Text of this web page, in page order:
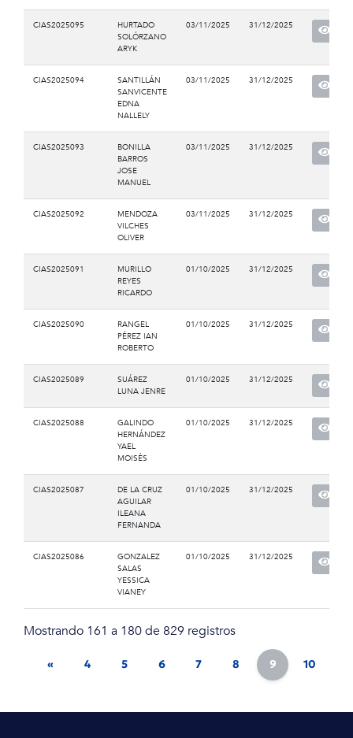
CIAS2025095
HURTADO
SOLÓRZANO
ARYK
03/11/2025 31/12/2025
CIAS2025094
SANTILLÁN
SANVICENTE
EDNA
NALLELY
03/11/2025 31/12/2025
CIAS2025093
BONILLA
BARROS
JOSE
MANUEL
03/11/2025 31/12/2025
CIAS2025092
MENDOZA
VILCHES
OLIVER
03/11/2025 31/12/2025
CIAS2025091
MURILLO
REYES
RICARDO
01/10/2025 31/12/2025
CIAS2025090
RANGEL
PÉREZ IAN
ROBERTO
01/10/2025 31/12/2025
CIAS2025089
SUÁREZ
LUNA JENRE
01/10/2025 31/12/2025
CIAS2025088
GALINDO
HERNÁNDEZ
YAEL
MOISÉS
01/10/2025 31/12/2025
CIAS2025087
DE LA CRUZ
AGUILAR
ILEANA
FERNANDA
01/10/2025 31/12/2025
CIAS2025086
GONZALEZ
SALAS
YESSICA
VIANEY
01/10/2025 31/12/2025
Mostrando 161 a 180 de 829 registros
« 4 5 6 7 8 9 10